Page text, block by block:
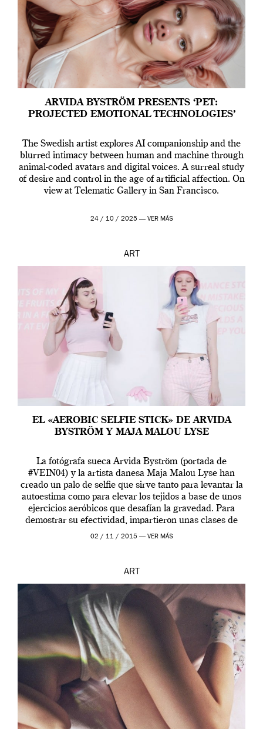
ARVIDA BYSTRÖM PRESENTS ‘PET:
PROJECTED EMOTIONAL TECHNOLOGIES’
The Swedish artist explores AI companionship and the
blurred intimacy between human and machine through
animal-coded avatars and digital voices. A surreal study
of desire and control in the age of artificial affection. On
view at Telematic Gallery in San Francisco.
24 / 10 / 2025 — VER MÁS
ART
EL «AEROBIC SELFIE STICK» DE ARVIDA
BYSTRÖM Y MAJA MALOU LYSE
La fotógrafa sueca Arvida Byström (portada de
#VEIN04) y la artista danesa Maja Malou Lyse han
creado un palo de selfie que sirve tanto para levantar la
autoestima como para elevar los tejidos a base de unos
ejercicios aeróbicos que desafían la gravedad. Para
demostrar su efectividad, impartieron unas clases de
prueba en el Tate […]
02 / 11 / 2015 — VER MÁS
ART